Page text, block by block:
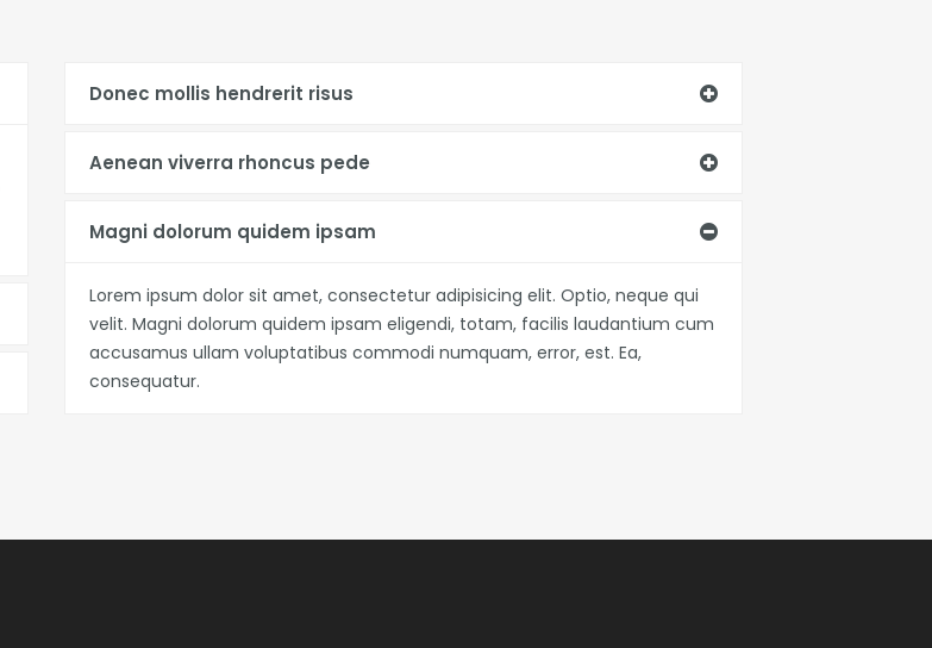
Donec mollis hendrerit risus
Aenean viverra rhoncus pede
Magni dolorum quidem ipsam
Lorem ipsum dolor sit amet, consectetur adipisicing elit. Optio, neque qui
velit. Magni dolorum quidem ipsam eligendi, totam, facilis laudantium cum
accusamus ullam voluptatibus commodi numquam, error, est. Ea,
consequatur.